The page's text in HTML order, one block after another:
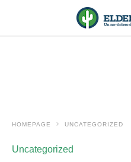
HOMEPAGE UNCATEGORIZED
Uncategorized